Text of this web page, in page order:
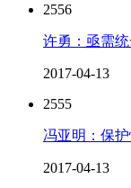
2556
许勇：亟需
2017-04-13
2555
冯亚明：保
2017-04-13